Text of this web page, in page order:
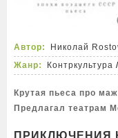
Автор:
Николай
Жанр:
Контркультура /
Крутая пьеса про
Предлагал театрам
ПРИКЛЮЧЕНИЯ